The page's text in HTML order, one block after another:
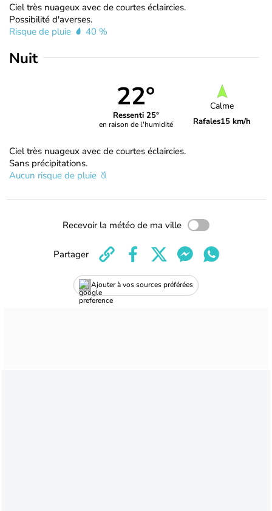
Ciel très nuageux avec de courtes éclaircies.
Possibilité d'averses.
Risque de pluie
40 %
Nuit
22°
Ressenti 25°
en raison de l'humidité
Calme
Rafales15 km/h
Ciel très nuageux avec de courtes éclaircies.
Sans précipitations.
Aucun risque de pluie
Recevoir la météo de ma ville
Ajouter à vos sources préférées
Partager